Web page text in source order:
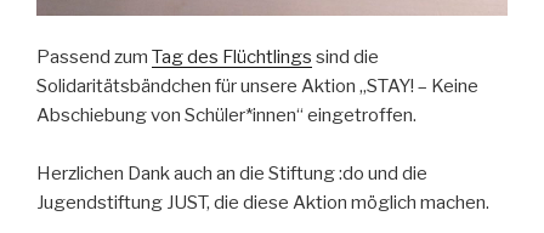
Passend zum Tag des Flüchtlings sind die
Solidaritätsbändchen für unsere Aktion „STAY! – Keine
Abschiebung von Schüler*innen“ eingetroffen.
Herzlichen Dank auch an die Stiftung :do und die
Jugendstiftung JUST, die diese Aktion möglich machen.